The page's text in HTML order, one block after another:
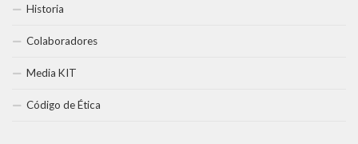
Historia
Colaboradores
Media KIT
Código de Ética